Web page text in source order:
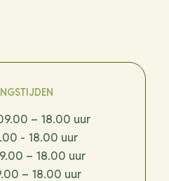
– 18.00 uur
- 18.00 uur
– 18.00 uur
– 18.00 uur